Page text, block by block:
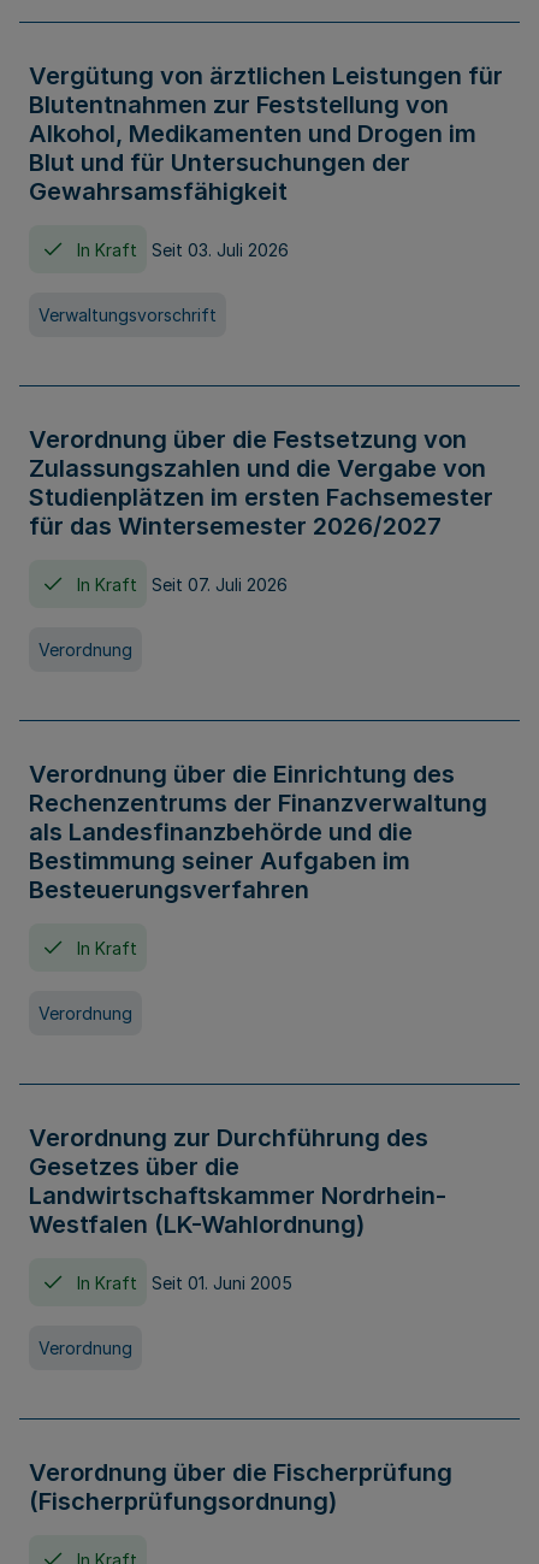
Vergütung von ärztlichen Leistungen für
Blutentnahmen zur Feststellung von
Alkohol, Medikamenten und Drogen im
Blut und für Untersuchungen der
Gewahrsamsfähigkeit
In Kraft Seit 03. Juli 2026
Verwaltungsvorschrift
Verordnung über die Festsetzung von
Zulassungszahlen und die Vergabe von
Studienplätzen im ersten Fachsemester
für das Wintersemester 2026/2027
In Kraft Seit 07. Juli 2026
Verordnung
Verordnung über die Einrichtung des
Rechenzentrums der Finanzverwaltung
als Landesfinanzbehörde und die
Bestimmung seiner Aufgaben im
Besteuerungsverfahren
In Kraft
Verordnung
Verordnung zur Durchführung des
Gesetzes über die
Landwirtschaftskammer Nordrhein-
Westfalen (LK-Wahlordnung)
In Kraft Seit 01. Juni 2005
Verordnung
Verordnung über die Fischerprüfung
(Fischerprüfungsordnung)
In Kraft